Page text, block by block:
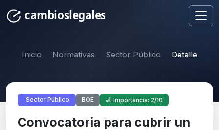
Inicio Normativas Sector Público Detalle
Sector Público BOE Importancia: 2/10
Convocatoria para cubrir un